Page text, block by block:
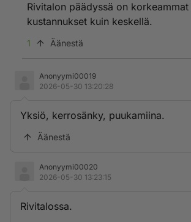
Rivitalon päädyssä on
kustannukset kuin keskellä.
1 Äänestä
Anonyymi00019
2026-05-30 13:20:28
Yksiö, kerrosänky, puukamiina.
Äänestä
Anonyymi00020
2026-05-30 13:23:15
Rivitalossa.